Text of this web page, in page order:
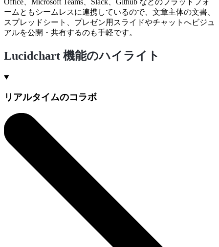
ームともシームレスに連携しているので、文章主体の文書、
スプレッドシート、プレゼン用スライドやチャットへビジュ
アルを公開・共有するのも手軽です。
Lucidchart 機能のハイライト
リアルタイムのコラボ